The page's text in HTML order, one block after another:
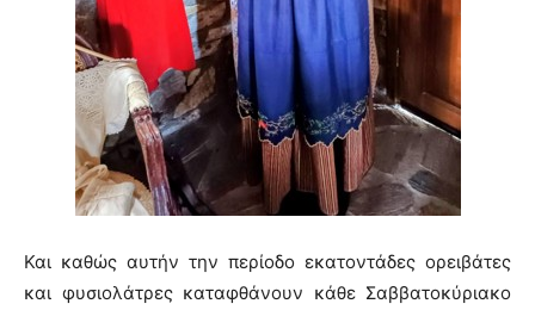
Και καθώς αυτήν την περίοδο εκατοντάδες ορειβάτες
και φυσιολάτρες καταφθάνουν κάθε Σαββατοκύριακο